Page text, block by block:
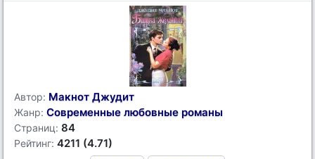
Автор: Макнот Джудит
Жанр: Современные любовные романы
Страниц: 84
Рейтинг: 4211 (4.71)